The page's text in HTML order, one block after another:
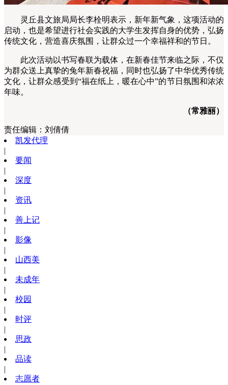
灵丘县文旅局局长李栓明表示，新年新气象，这项活动的
启动，也是希望进行社会实践的大学生发挥自身的优势，弘扬
传统文化，营造喜庆氛围，让群众过一个幸福祥和的节日。
此次活动以书写春联为载体，在新春佳节来临之际，不仅
为群众送上真挚的兔年新春祝福，同时也弘扬了中华优秀传统
文化，让群众感受到“福在纸上，暖在心中”的节日氛围和浓浓
年味。
（常雅丽）
责任编辑： 刘倩倩
凯发代理
|
要闻
|
深度
|
资讯
|
善上记
|
影像
|
山西美
|
未成年
|
校园
|
时评
|
思政
|
品读
|
志愿者